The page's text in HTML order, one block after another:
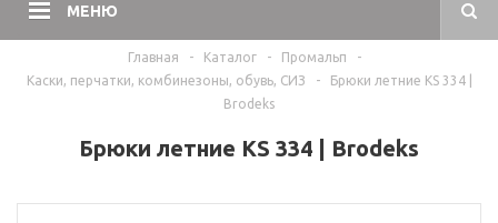
МЕНЮ
Главная - Каталог - Промальп
-
Каски, перчатки, комбинезоны, обувь, СИЗ
-
Брюки летние KS 334 |
Brodeks
Брюки летние KS 334 | Brodeks